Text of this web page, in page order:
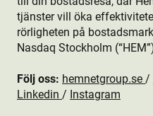
tjänster vill öka
rörligheten på
Nasdaq Stockholm
Följ oss: hemnetgroup.se /
Linkedin / Instagram